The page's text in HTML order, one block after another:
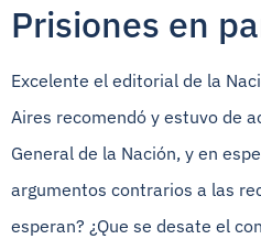
Prisiones en
Excelente el editorial de la
Aires recomendó y estuvo de
General de la Nación, y en
argumentos contrarios a las
esperan? ¿Que se desate el